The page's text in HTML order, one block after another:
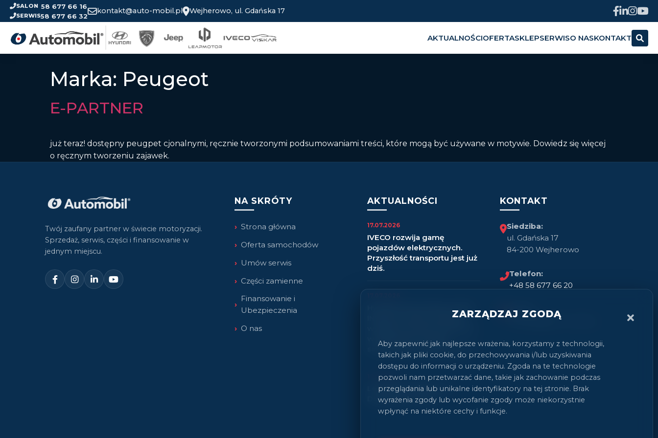
ZARZĄDZAJ ZGODĄ
Aby zapewnić jak najlepsze wrażenia, korzystamy z technologii,
takich jak pliki cookie, do przechowywania i/lub uzyskiwania
dostępu do informacji o urządzeniu. Zgoda na te technologie
pozwoli nam przetwarzać dane, takie jak zachowanie podczas
przeglądania lub unikalne identyfikatory na tej stronie. Brak
wyrażenia zgody lub wycofanie zgody może niekorzystnie
wpłynąć na niektóre cechy i funkcje.
SALON 58 677 66 16
SERWIS58 677 66 32
kontakt@auto-mobil.pl Wejherowo, ul. Gdańska 17
AKTUALNOŚCIOFERTASKLEPSERWISO NASKONTAKT
SERWIS
KONTAKT
Marka: Peugeot
E-PARTNER
już teraz! dostępny peugpet cjonalnymi, ręcznie tworzonymi podsumowaniami treści, które mogą być używane w motywie. Dowiedz się więcej
o ręcznym tworzeniu zajawek.
Twój zaufany partner w świecie motoryzacji.
Sprzedaż, serwis, części i finansowanie w
jednym miejscu.
NA SKRÓTY
Strona główna
Oferta samochodów
Umów serwis
Części zamienne
Finansowanie i
Ubezpieczenia
O nas
AKTUALNOŚCI
17.07.2026
IVECO rozwija gamę
pojazdów elektrycznych.
Przyszłość transportu jest już
dziś.
INSTER Lounge, oferując
w segmencie małych
samochodów elektrycznych.
19.01.2026
Leasing czy Wynajem
Długoterminowy?
KONTAKT
Siedziba:
ul. Gdańska 17
84-200 Wejherowo
Telefon:
+48 58 677 66 20
Email:
kontakt@auto-mobil.pl